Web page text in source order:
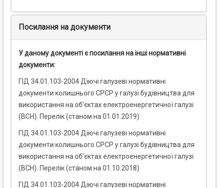
Посилання на документи
У даному документі є посилання на інші нормативні
документи:
ГІД 34.01.103-2004 Діючі галузеві нормативні
документи колишнього СРСР у галузі будівництва для
використання на об’єктах електроенергетичної галузі
(ВСН). Перелік (станом на 01.01.2019)
ГІД 34.01.103-2004 Діючі галузеві нормативні
документи колишнього СРСР у галузі будівництва для
використання на об’єктах електроенергетичної галузі
(ВСН). Перелік (станом на 01.10.2018)
ГІД 34.01.103-2004 Діючі галузеві нормативні